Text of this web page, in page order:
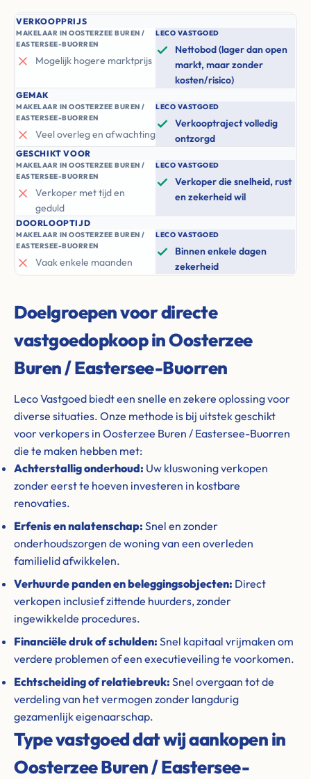
VERKOOPPRIJS
MAKELAAR IN OOSTERZEE BUREN /
EASTERSEE-BUORREN
Mogelijk hogere marktprijs
LECO VASTGOED
Nettobod (lager dan open
markt, maar zonder
kosten/risico)
GEMAK
MAKELAAR IN OOSTERZEE BUREN /
EASTERSEE-BUORREN
Veel overleg en afwachting
LECO VASTGOED
Verkooptraject volledig
ontzorgd
GESCHIKT VOOR
MAKELAAR IN OOSTERZEE BUREN /
EASTERSEE-BUORREN
Verkoper met tijd en
geduld
LECO VASTGOED
Verkoper die snelheid, rust
en zekerheid wil
DOORLOOPTIJD
MAKELAAR IN OOSTERZEE BUREN /
EASTERSEE-BUORREN
Vaak enkele maanden
LECO VASTGOED
Binnen enkele dagen
zekerheid
Doelgroepen voor directe
vastgoedopkoop in Oosterzee
Buren / Eastersee-Buorren
Leco Vastgoed biedt een snelle en zekere oplossing voor
diverse situaties. Onze methode is bij uitstek geschikt
voor verkopers in Oosterzee Buren / Eastersee-Buorren
die te maken hebben met:
Achterstallig onderhoud: Uw kluswoning verkopen
zonder eerst te hoeven investeren in kostbare
renovaties.
Erfenis en nalatenschap: Snel en zonder
onderhoudszorgen de woning van een overleden
familielid afwikkelen.
Verhuurde panden en beleggingsobjecten: Direct
verkopen inclusief zittende huurders, zonder
ingewikkelde procedures.
Financiële druk of schulden: Snel kapitaal vrijmaken om
verdere problemen of een executieveiling te voorkomen.
Echtscheiding of relatiebreuk: Snel overgaan tot de
verdeling van het vermogen zonder langdurig
gezamenlijk eigenaarschap.
Type vastgoed dat wij aankopen in
Oosterzee Buren / Eastersee-